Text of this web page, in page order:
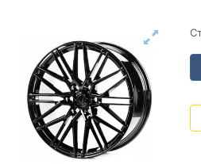
Вылет (ET)